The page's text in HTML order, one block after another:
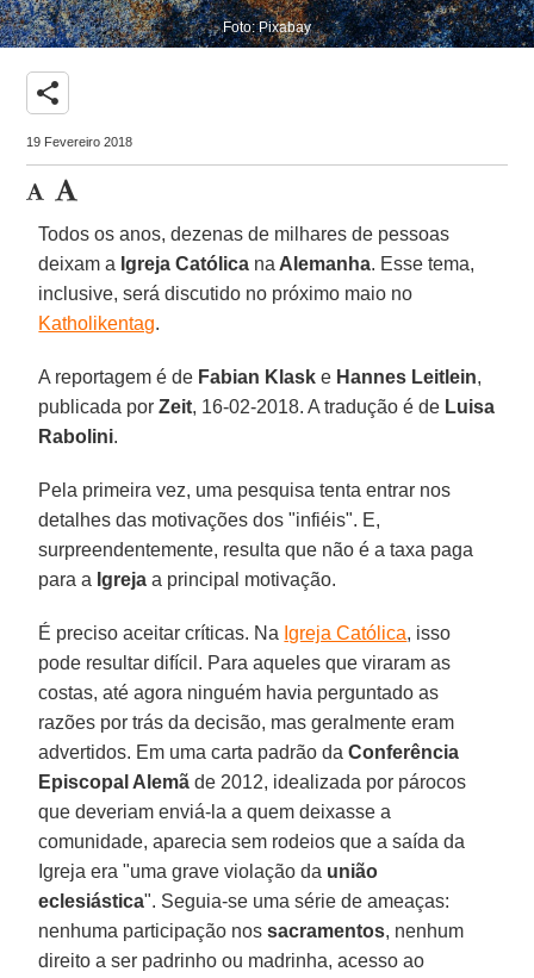
Foto: Pixabay
share
19 Fevereiro 2018
Todos os anos, dezenas de milhares de pessoas
deixam a Igreja Católica na Alemanha. Esse tema,
inclusive, será discutido no próximo maio no
Katholikentag.
A reportagem é de Fabian Klask e Hannes Leitlein,
publicada porZeit, 16-02-2018. A tradução é de Luisa
Rabolini.
Pela primeira vez, uma pesquisa tenta entrar nos
detalhes das motivações dos "infiéis". E,
surpreendentemente, resulta que não é a taxa paga
para a Igreja a principal motivação.
É preciso aceitar críticas. Na Igreja Católica, isso
pode resultar difícil. Para aqueles que viraram as
costas, até agora ninguém havia perguntado as
razões por trás da decisão, mas geralmente eram
advertidos. Em uma carta padrão daConferência
Episcopal Alemãde 2012, idealizada por párocos
que deveriam enviá-la a quem deixasse a
comunidade, aparecia sem rodeios que a saída da
Igreja era "uma grave violação da união
eclesiástica". Seguia-se uma série de ameaças:
nenhuma participação nossacramentos, nenhum
direito a ser padrinho ou madrinha, acesso ao